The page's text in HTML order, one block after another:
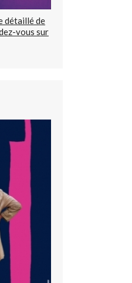
détaillé de
vous sur